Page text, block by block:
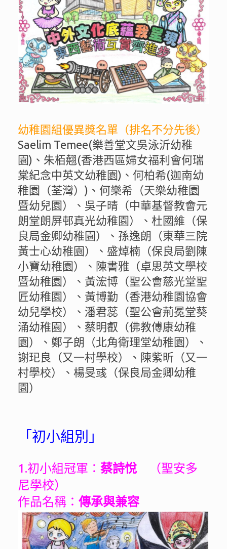
幼稚園組優異獎名單（排名不分先後）
Saelim Temee(樂善堂文吳泳沂幼稚
園)、朱栢翹(香港西區婦女福利會何瑞
棠紀念中英文幼稚園)、何柏希(迦南幼
稚園（荃灣）)、何樂希（天樂幼稚園
暨幼兒園）、吳子晴（中華基督教會元
朗堂朗屏邨真光幼稚園）、杜國維（保
良局金卿幼稚園）、孫逸朗（東華三院
黃士心幼稚園）、盛焯楠（保良局劉陳
小寶幼稚園）、陳書雅（卓思英文學校
暨幼稚園）、黃浤博（聖公會慈光堂聖
匠幼稚園）、黃博勤（香港幼稚園協會
幼兒學校）、潘君蕊（聖公會荊冕堂葵
涌幼稚園）、蔡明叡（佛教傅康幼稚
園）、鄭子朗（北角衛理堂幼稚園）、
謝𤣱良（又一村學校）、陳紫昕（又一
村學校）、楊旻彧（保良局金卿幼稚
園）
「初小組別」
1.初小組冠軍： 蔡詩悅 （聖安多
尼學校）
作品名稱： 傳承與兼容